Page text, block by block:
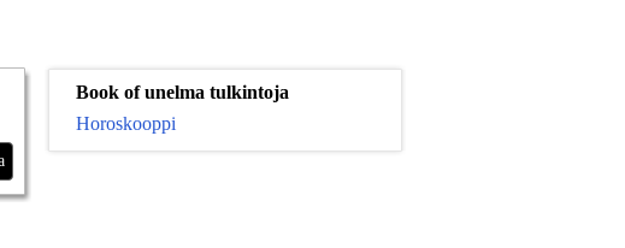
Book of unelma tulkintoja
Horoskooppi